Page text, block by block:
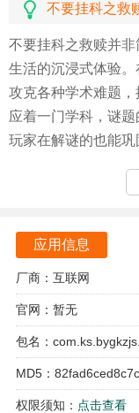
不要挂科之救
不要挂科之救赎并
生活的沉浸式体验。
攻克各种学术难题
应着一门学科，谜
玩家在解谜的也能
应用信息
厂商：互联网
官网：暂无
包名：
MD5：
权限须知： 点击查看